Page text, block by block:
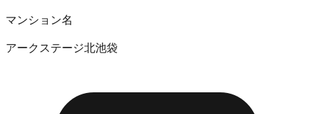
マンション名
アークステージ北池袋